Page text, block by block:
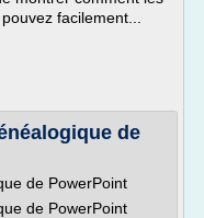
facilement...
de
de PowerPoint
de PowerPoint